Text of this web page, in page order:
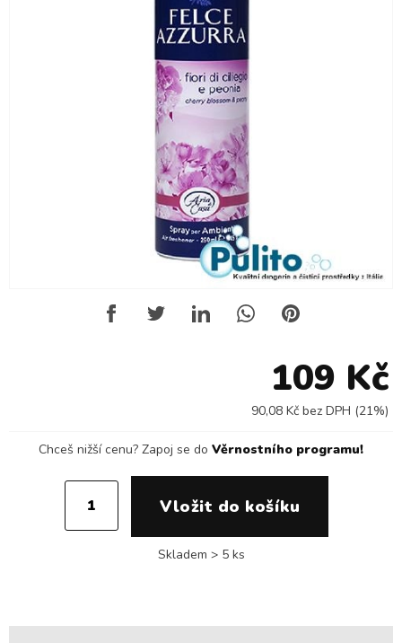
109 Kč
90,08 Kč bez DPH (21%)
Chceš nižší cenu? Zapoj se do Věrnostního programu!
Skladem > 5 ks